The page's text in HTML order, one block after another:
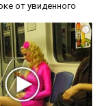
от увиденного
i